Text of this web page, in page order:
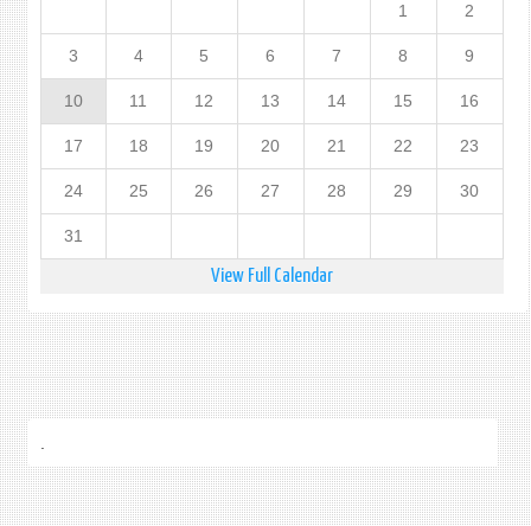
1 2
3 4 5 6 7 8 9
10 11 12 13 14 15 16
17 18 19 20 21 22 23
24 25 26 27 28 29 30
31
View Full Calendar